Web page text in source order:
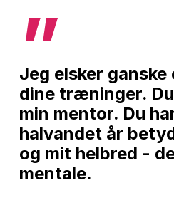
”
Jeg elsker ganske
dine træninger.
min mentor. Du
halvandet år
og mit helbred -
mentale.